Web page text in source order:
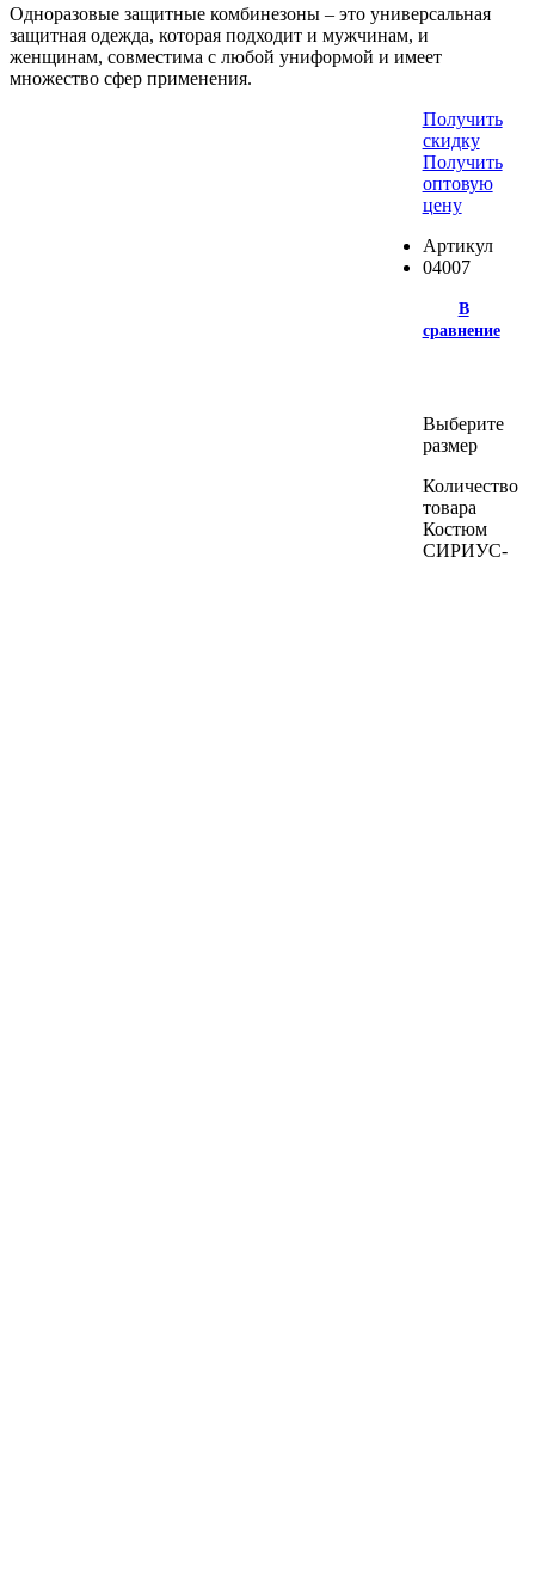
Одноразовые защитные комбинезоны – это универсальная
защитная одежда, которая подходит и мужчинам, и
женщинам, совместима с любой униформой и имеет
множество сфер применения.
Получить
скидку
Получить
оптовую
цену
Артикул
04007
В
сравнение
Выберите
размер
Количество
товара
Костюм
СИРИУС-